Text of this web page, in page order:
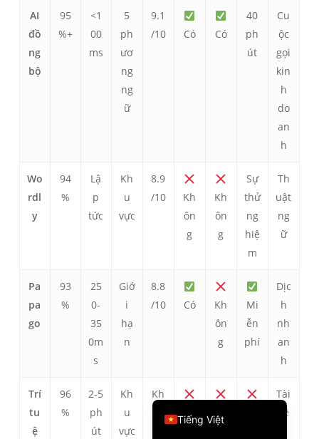
AI
đồ
ng
bộ
95
%+
<1
00
ms
5
ph
ươ
ng
ng
ữ
9.1
/10
Có Có
40
ph
út
Cu
ộc
gọi
kin
h
do
an
h
Wo
rdl
y
94
%
Lậ
p
tức
Kh
u
vực
8.9
/10
Kh
ôn
g
Kh
ôn
g
Sự
thử
ng
hiệ
m
Th
uật
ng
ữ
Pa
pa
go
93
%
25
0-
35
0m
s
Giớ
i
hạ
n
8.8
/10
Có
Kh
ôn
g
Mi
ễn
phí
Dịc
h
nh
an
h
Trí
tu
ệ
96
%
2-5
ph
út
Kh
u
vực
Kh
Kh
Kh
Tài
liệ
Tiếng Việt
English
Русский
Deutsch
Čeština
Bahasa Indonesia
Türkçe